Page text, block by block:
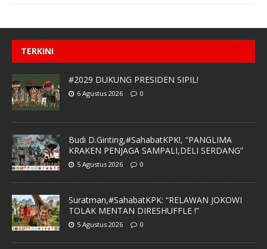
TERKINI
#2029 DUKUNG PRESIDEN SIPIL!
6 Agustus 2026 0
Budi D.Ginting,#SahabatKPK!, “PANGLIMA
KRAKEN PENJAGA SAMPALI,DELI SERDANG”
5 Agustus 2026 0
Suratman,#SahabatKPK: “RELAWAN JOKOWI
TOLAK MENTAN DIRESHUFFLE !”
5 Agustus 2026 0